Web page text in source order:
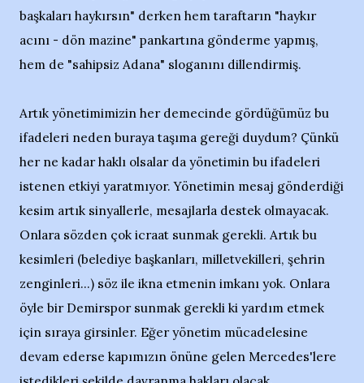
başkaları haykırsın" derken hem taraftarın "haykır
acını - dön mazine" pankartına gönderme yapmış,
hem de "sahipsiz Adana" sloganını dillendirmiş.
Artık yönetimimizin her demecinde gördüğümüz bu
ifadeleri neden buraya taşıma gereği duydum? Çünkü
her ne kadar haklı olsalar da yönetimin bu ifadeleri
istenen etkiyi yaratmıyor. Yönetimin mesaj gönderdiği
kesim artık sinyallerle, mesajlarla destek olmayacak.
Onlara sözden çok icraat sunmak gerekli. Artık bu
kesimleri (belediye başkanları, milletvekilleri, şehrin
zenginleri...) söz ile ikna etmenin imkanı yok. Onlara
öyle bir Demirspor sunmak gerekli ki yardım etmek
için sıraya girsinler. Eğer yönetim mücadelesine
devam ederse kapımızın önüne gelen Mercedes'lere